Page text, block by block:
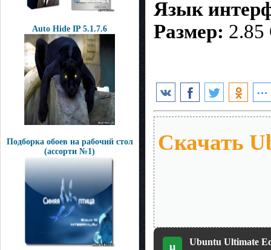
Auto Hide IP 5.1.7.6
Подборка обоев на рабочий стол
(ассорти №1)
Язык
Размер: 2.85
Скачать
µ Ubuntu Ultimate